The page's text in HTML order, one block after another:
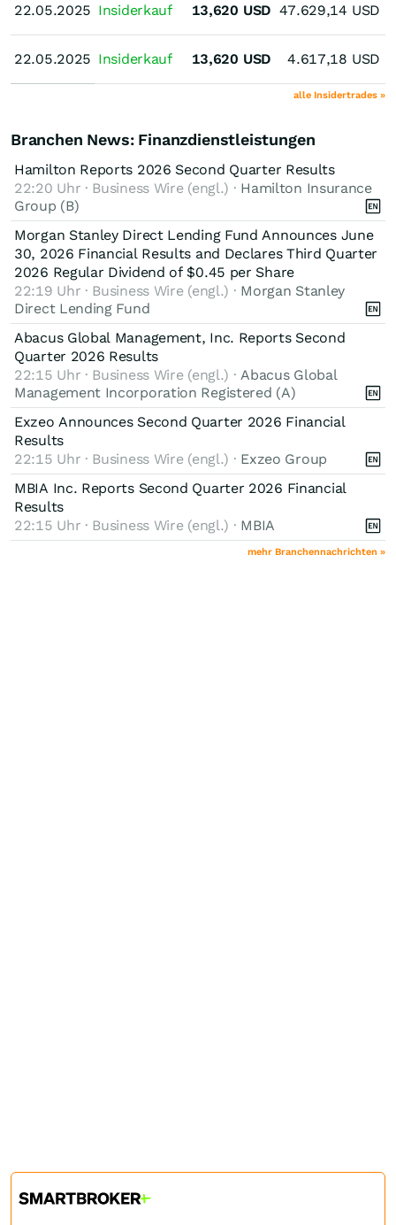
22.05.2025
22.05.2025
22.05.2025 Insiderkauf 13,620 USD 47.629,14 USD
22.05.2025 Insiderkauf 13,620 USD 4.617,18 USD
alle Insidertrades »
Branchen News: Finanzdienstleistungen
Hamilton Reports 2026 Second Quarter Results
22:20 Uhr · Business Wire (engl.) · Hamilton Insurance
Group (B)
Morgan Stanley Direct Lending Fund Announces June
30, 2026 Financial Results and Declares Third Quarter
2026 Regular Dividend of $0.45 per Share
22:19 Uhr · Business Wire (engl.) · Morgan Stanley
Direct Lending Fund
Abacus Global Management, Inc. Reports Second
Quarter 2026 Results
22:15 Uhr · Business Wire (engl.) · Abacus Global
Management Incorporation Registered (A)
Exzeo Announces Second Quarter 2026 Financial
Results
22:15 Uhr · Business Wire (engl.) · Exzeo Group
MBIA Inc. Reports Second Quarter 2026 Financial
Results
22:15 Uhr · Business Wire (engl.) · MBIA
mehr Branchennachrichten »